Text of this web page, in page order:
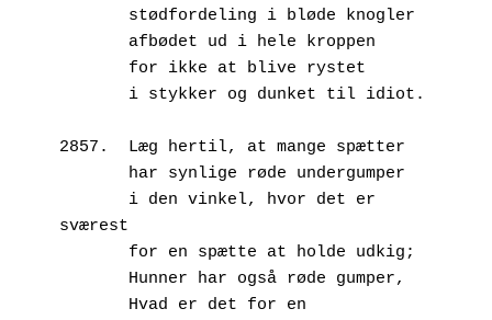
       stødfordeling i bløde knogler
       afbødet ud i hele kroppen
       for ikke at blive rystet
       i stykker og dunket til idiot.
2857.  Læg hertil, at mange spætter
       har synlige røde undergumper
sværest
       for en spætte at holde udkig;
       Hunner har også røde gumper,